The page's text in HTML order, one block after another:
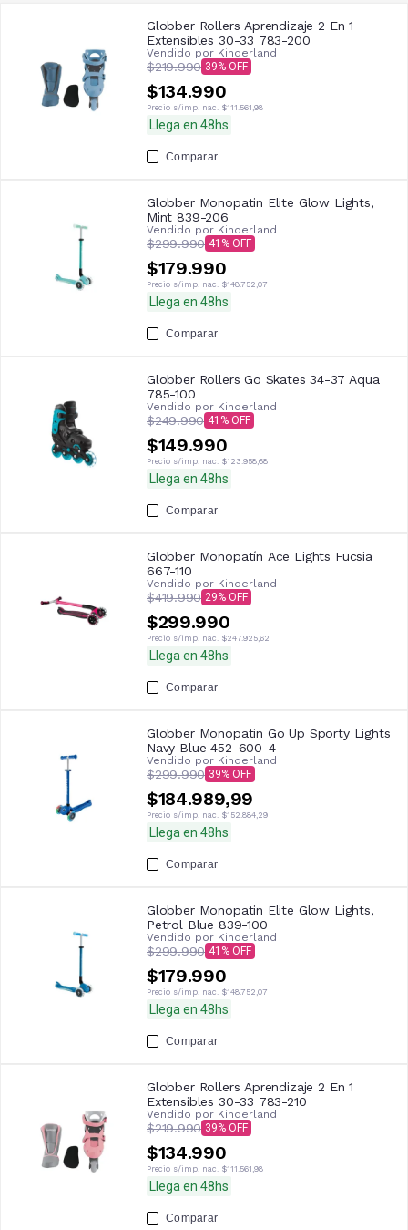
Globber Rollers Aprendizaje 2 En 1
Extensibles 30-33 783-200
Vendido por Kinderland
$219.990 39
$134.990
Precio s/imp. nac. $111.561,98
Llega en 48hs
Comparar
Globber Monopatin Elite Glow Lights,
Mint 839-206
Vendido por Kinderland
$299.990 41
$179.990
Precio s/imp. nac. $148.752,07
Llega en 48hs
Comparar
Globber Rollers Go Skates 34-37 Aqua
785-100
Vendido por Kinderland
$249.990 41
$149.990
Precio s/imp. nac. $123.958,68
Llega en 48hs
Comparar
Globber Monopatín Ace Lights Fucsia
667-110
Vendido por Kinderland
$419.990 29
$299.990
Precio s/imp. nac. $247.925,62
Llega en 48hs
Comparar
Globber Monopatin Go Up Sporty Lights
Navy Blue 452-600-4
Vendido por Kinderland
$299.990 39
$184.989,99
Precio s/imp. nac. $152.884,29
Llega en 48hs
Comparar
Globber Monopatin Elite Glow Lights,
Petrol Blue 839-100
Vendido por Kinderland
$299.990 41
$179.990
Precio s/imp. nac. $148.752,07
Llega en 48hs
Comparar
Globber Rollers Aprendizaje 2 En 1
Extensibles 30-33 783-210
Vendido por Kinderland
$219.990 39
$134.990
Precio s/imp. nac. $111.561,98
Llega en 48hs
Comparar